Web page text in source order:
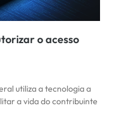
o acesso
utiliza a tecnologia a
a vida do contribuinte